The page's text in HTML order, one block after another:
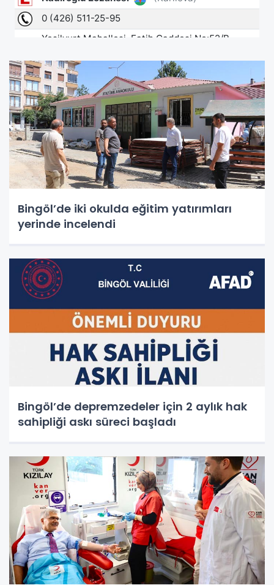
Bingöl’de iki okulda eğitim yatırımları
yerinde incelendi
Bingöl’de depremzedeler için 2 aylık hak
sahipliği askı süreci başladı